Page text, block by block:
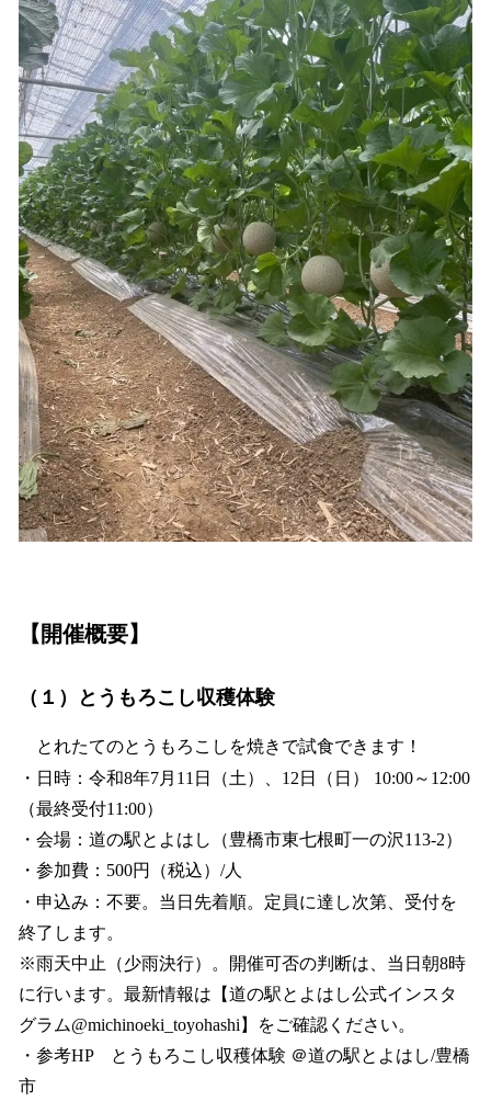
【開催概要】
（１）とうもろこし収穫体験
とれたてのとうもろこしを焼きで試食できます！
・日時：令和8年7月11日（土）、12日（日） 10:00～12:00
（最終受付11:00）
・会場：道の駅とよはし（豊橋市東七根町一の沢113-2）
・参加費：500円（税込）/人
・申込み：不要。当日先着順。定員に達し次第、受付を
終了します。
※雨天中止（少雨決行）。開催可否の判断は、当日朝8時
に行います。最新情報は【道の駅とよはし公式インスタ
グラム@michinoeki_toyohashi】をご確認ください。
・参考HP とうもろこし収穫体験 ＠道の駅とよはし/豊橋
市